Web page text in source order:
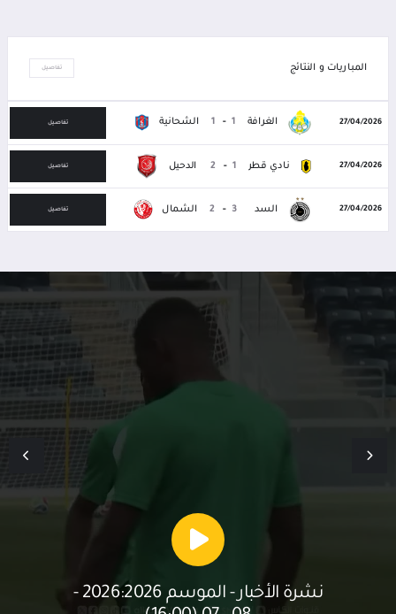
المباريات و النتائج تفاصيل
27/04/2026 الغرافة الشحانية 1
-
1 تفاصيل
27/04/2026 نادي قطر الدحيل 1
-
2 تفاصيل
27/04/2026 السد الشمال 3
-
2 تفاصيل
نشرة الأخبار - الموسم 2026:2026 -